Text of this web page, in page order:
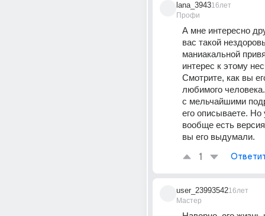
lana_3943
Профи
16лет
А мне интересно
вас такой
маниакальной
интерес к этому
Смотрите, как вы
любимого
с мельчайшими
его описываете. Но
вообще есть
вы его выдумали.
1
user_23993542
Мастер
16лет